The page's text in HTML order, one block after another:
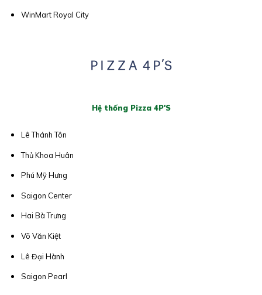
WinMart Royal City
Hệ thống Pizza 4P'S
Lê Thánh Tôn
Thủ Khoa Huân
Phú Mỹ Hưng
Saigon Center
Hai Bà Trưng
Võ Văn Kiệt
Lê Đại Hành
Saigon Pearl